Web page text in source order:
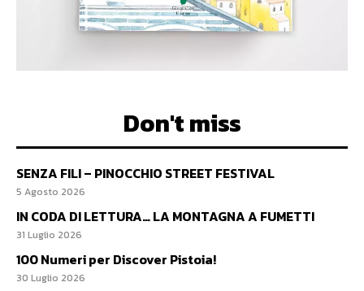
Don't miss
SENZA FILI – PINOCCHIO STREET FESTIVAL
5 Agosto 2026
IN CODA DI LETTURA… LA MONTAGNA A FUMETTI
31 Luglio 2026
100 Numeri per Discover Pistoia!
30 Luglio 2026